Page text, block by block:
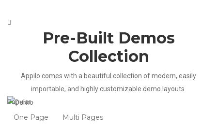
Pre-Built Demos
Collection
Appilo comes with a beautiful collection of modern, easily
importable, and highly customizable demo layouts.
Popular
One Page Multi Pages